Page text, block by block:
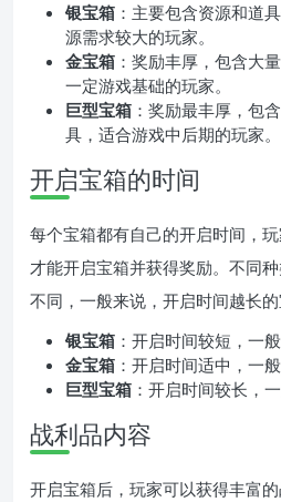
银宝箱 ：主要包含资源和道
源需求较大的玩家。
金宝箱 ：奖励丰厚，包含大
一定游戏基础的玩家。
巨型宝箱 ：奖励最丰厚，包
具，适合游戏中后期的玩家。
开启宝箱的时间
每个宝箱都有自己的开启时间，
才能开启宝箱并获得奖励。不同
不同，一般来说，开启时间越长的
银宝箱 ：开启时间较短，一
金宝箱 ：开启时间适中，一
巨型宝箱 ：开启时间较长，
战利品内容
开启宝箱后，玩家可以获得丰富